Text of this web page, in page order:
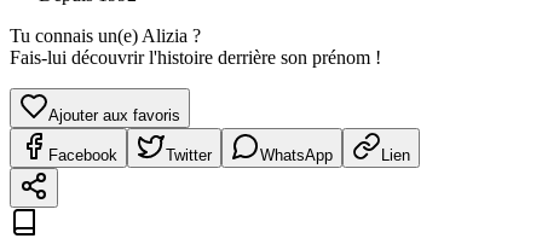
Tu connais un(e) Alizia ?
Fais-lui découvrir l'histoire derrière son prénom !
Ajouter aux favoris
Facebook Twitter WhatsApp Lien